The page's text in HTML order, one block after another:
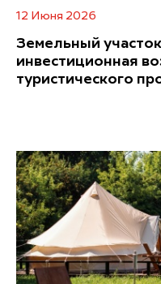
12 Июня 2026
Земельный
инвестиционная
туристического